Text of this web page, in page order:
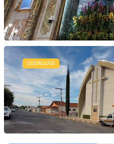
DESTAQUES